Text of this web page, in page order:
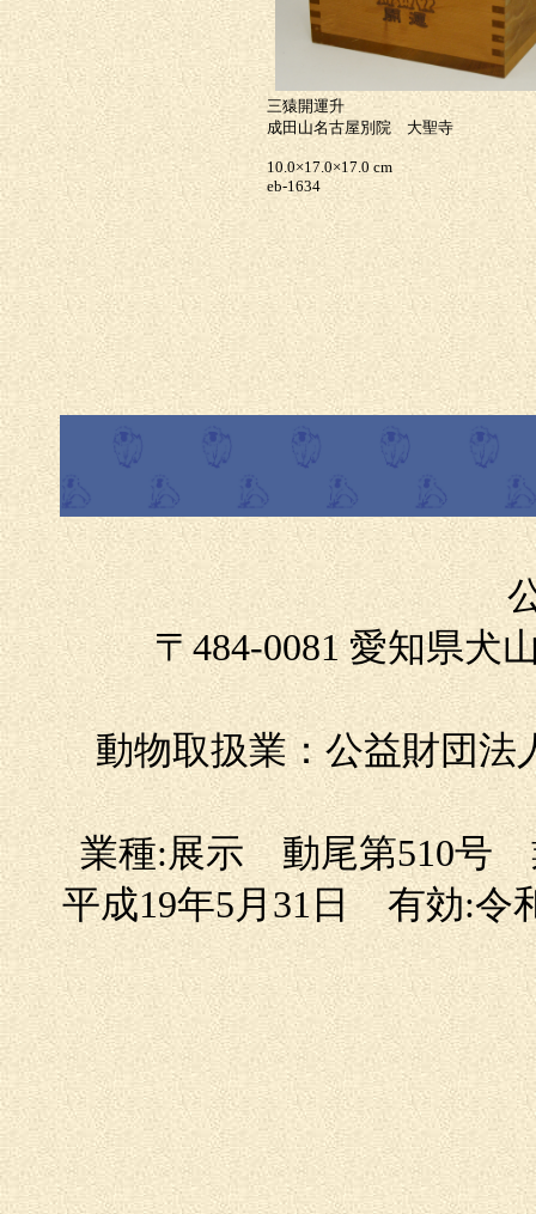
三猿開運升
成田山名古屋別院 大聖寺
10.0×17.0×17.0 cm
eb-1634
〒484-0081 愛知県犬
動物取扱業：公益財団
業種:展示 動尾第510号
平成19年5月31日 有効:令